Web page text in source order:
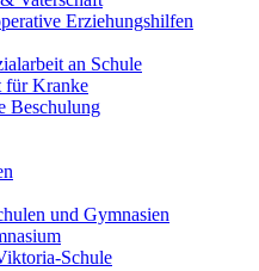
Erziehungshilfen
an Schule
für Kranke
Beschulung
und Gymnasien
Schule